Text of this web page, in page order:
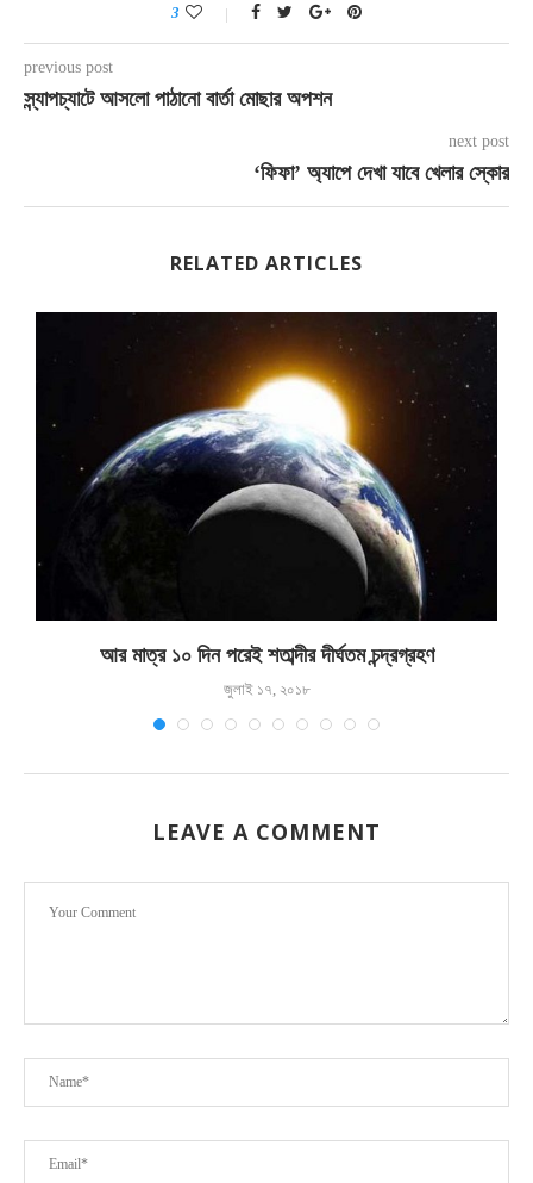
3
previous post
স্ন্যাপচ্যাটে আসলো পাঠানো বার্তা মোছার অপশন
next post
‘ফিফা’ অ্যাপে দেখা যাবে খেলার স্কোর
RELATED ARTICLES
আর মাত্র ১০ দিন পরেই শতাব্দীর দীর্ঘতম চন্দ্রগ্রহণ
জুলাই ১৭, ২০১৮
LEAVE A COMMENT